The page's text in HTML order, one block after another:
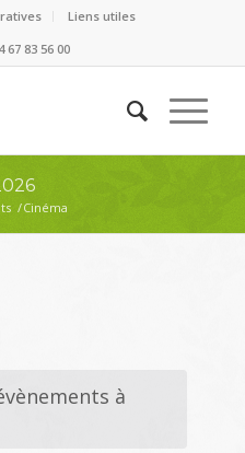
Liens utiles
67 83 56 00
/Cinéma
à